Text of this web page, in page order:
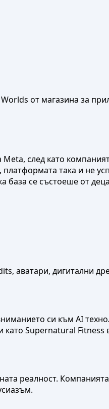
от магазина за
след като
така и не
база се състоеше от
аватари, дигитални
си към AI
Supernatural Fitness
реалност.